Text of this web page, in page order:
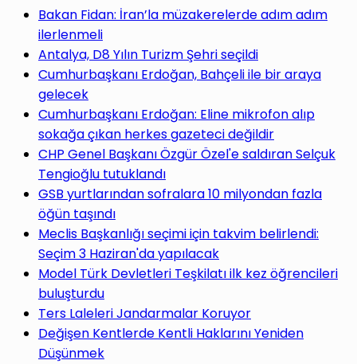
yap
...
Bakan Fidan: İran’la müzakerelerde adım adım
ilerlenmeli
Antalya, D8 Yılın Turizm Şehri seçildi
Cumhurbaşkanı Erdoğan, Bahçeli ile bir araya
gelecek
Cumhurbaşkanı Erdoğan: Eline mikrofon alıp
sokağa çıkan herkes gazeteci değildir
CHP Genel Başkanı Özgür Özel'e saldıran Selçuk
Tengioğlu tutuklandı
GSB yurtlarından sofralara 10 milyondan fazla
öğün taşındı
Meclis Başkanlığı seçimi için takvim belirlendi:
Seçim 3 Haziran'da yapılacak
Model Türk Devletleri Teşkilatı ilk kez öğrencileri
buluşturdu
Ters Laleleri Jandarmalar Koruyor
Değişen Kentlerde Kentli Haklarını Yeniden
Düşünmek